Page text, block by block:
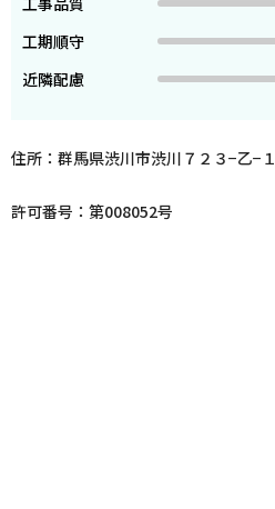
工期順守
近隣配慮
住所：群馬県渋川市渋川７２３−乙−１
許可番号：第008052号